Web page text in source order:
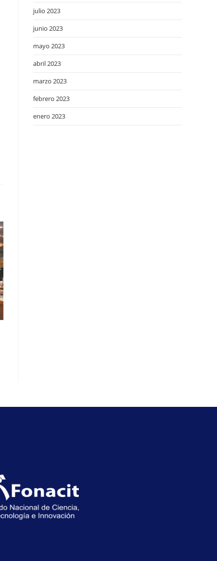
julio 2023
junio 2023
mayo 2023
abril 2023
marzo 2023
febrero 2023
enero 2023